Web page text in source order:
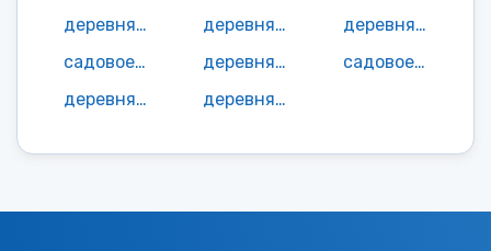
деревня Шуйно
деревня Шуньга
деревня Щепино
садовое неком-е товарищество Энтузиаст СОТ
деревня Юккогуба
садовое неком-е товарищество Юрьевицы СОТ
деревня Ямка
деревня Яндомозеро